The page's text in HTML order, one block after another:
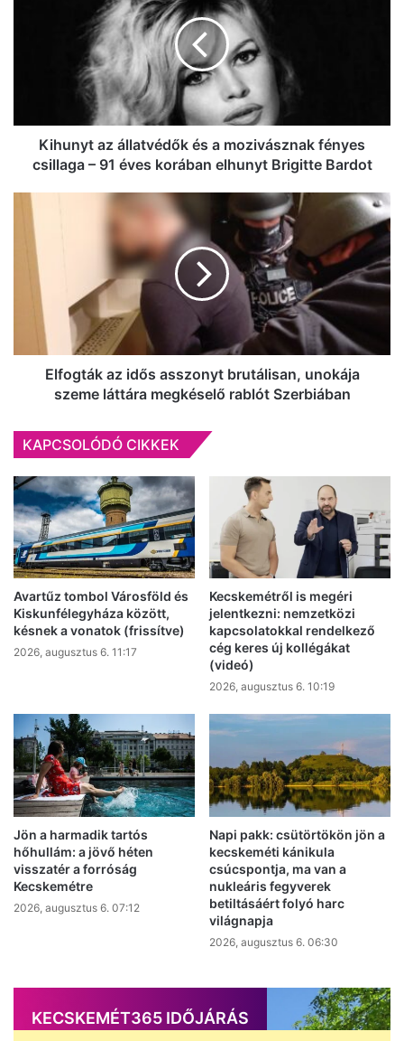
mozivásznak
–
éves
elhunyt
Brigitte
Bardot
Kihunyt az állatvédők és a mozivásznak fényes
csillaga – 91 éves korában elhunyt Brigitte Bardot
Elfogták
idős
asszonyt
brutálisan,
unokája
szeme
láttára
megkéselő
Szerbiában
Elfogták az idős asszonyt brutálisan, unokája
szeme láttára megkéselő rablót Szerbiában
KAPCSOLÓDÓ CIKKEK
Avartűz tombol Városföld és
Kiskunfélegyháza között,
késnek a vonatok (frissítve)
2026, augusztus 6. 11:17
Kecskemétről is megéri
jelentkezni: nemzetközi
kapcsolatokkal rendelkező
cég keres új kollégákat
(videó)
2026, augusztus 6. 10:19
Jön a harmadik tartós
hőhullám: a jövő héten
visszatér a forróság
Kecskemétre
2026, augusztus 6. 07:12
Napi pakk: csütörtökön jön a
kecskeméti kánikula
csúcspontja, ma van a
nukleáris fegyverek
betiltásáért folyó harc
világnapja
2026, augusztus 6. 06:30
KECSKEMÉT365 IDŐJÁRÁS